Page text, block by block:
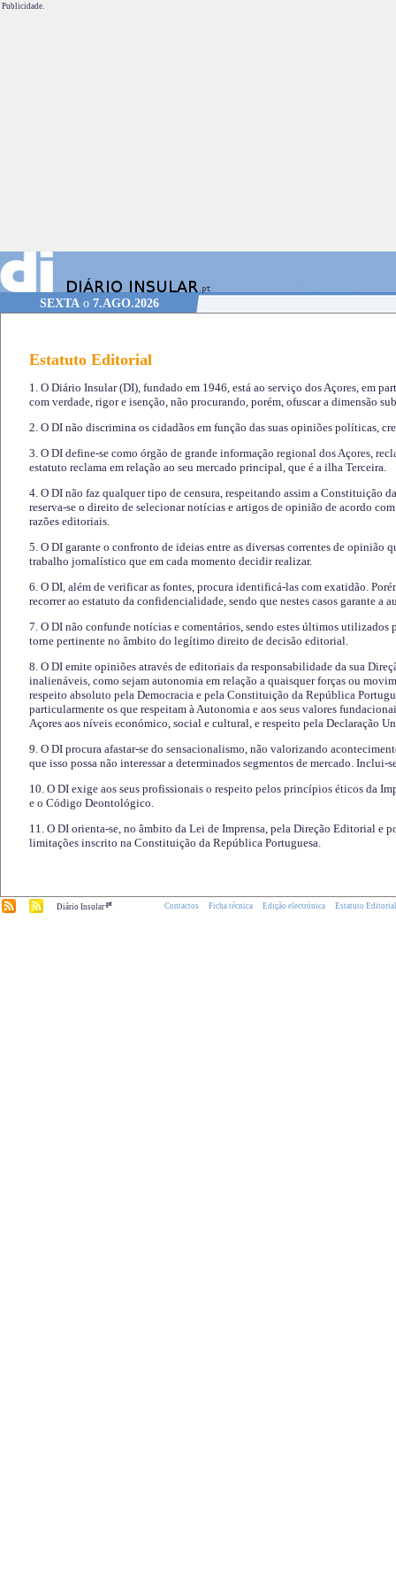
Publicidade.
SEXTA o 7.AGO.2026
Estatuto Editorial
1. O Diário Insular (DI), fundado em 1946, está ao serviço dos Açores, em
com verdade, rigor e isenção, não procurando, porém, ofuscar a dimensão
2. O DI não discrimina os cidadãos em função das suas opiniões políticas,
3. O DI define-se como órgão de grande informação regional dos Açores,
estatuto reclama em relação ao seu mercado principal, que é a ilha Terceira.
4. O DI não faz qualquer tipo de censura, respeitando assim a Constituição
reserva-se o direito de selecionar notícias e artigos de opinião de acordo
razões editoriais.
5. O DI garante o confronto de ideias entre as diversas correntes de opinião
trabalho jornalístico que em cada momento decidir realizar.
6. O DI, além de verificar as fontes, procura identificá-las com exatidão.
recorrer ao estatuto da confidencialidade, sendo que nestes casos garante a
7. O DI não confunde notícias e comentários, sendo estes últimos utilizados
torne pertinente no âmbito do legítimo direito de decisão editorial.
8. O DI emite opiniões através de editoriais da responsabilidade da sua
inalienáveis, como sejam autonomia em relação a quaisquer forças ou
respeito absoluto pela Democracia e pela Constituição da República
particularmente os que respeitam à Autonomia e aos seus valores
Açores aos níveis económico, social e cultural, e respeito pela Declaração
9. O DI procura afastar-se do sensacionalismo, não valorizando
que isso possa não interessar a determinados segmentos de mercado.
10. O DI exige aos seus profissionais o respeito pelos princípios éticos da
e o Código Deontológico.
11. O DI orienta-se, no âmbito da Lei de Imprensa, pela Direção Editorial e
limitações inscrito na Constituição da República Portuguesa.
Diário Insular.pt Contactos Ficha técnica Edição electrónica Estatuto Editorial